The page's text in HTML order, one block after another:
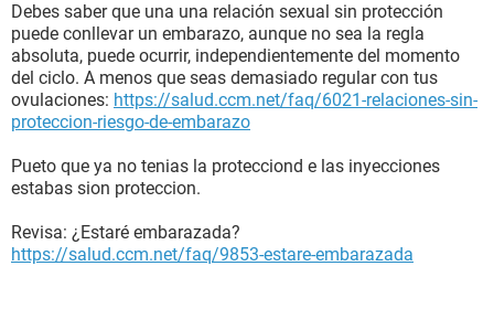
Debes saber que una una relación sexual sin protección
puede conllevar un embarazo, aunque no sea la regla
absoluta, puede ocurrir, independientemente del momento
del ciclo. A menos que seas demasiado regular con tus
ovulaciones: https://salud.ccm.net/faq/6021-relaciones-sin-
proteccion-riesgo-de-embarazo
Pueto que ya no tenias la protecciond e las inyecciones
estabas sion proteccion.
Revisa: ¿Estaré embarazada?
https://salud.ccm.net/faq/9853-estare-embarazada